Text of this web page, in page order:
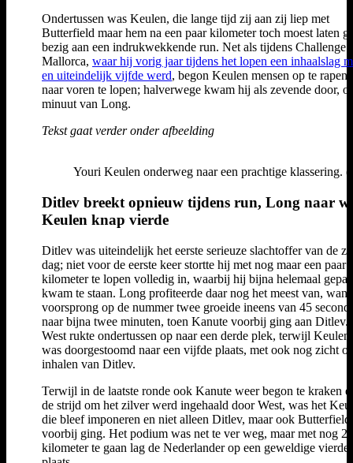
Ondertussen was Keulen, die lange tijd zij aan zij liep met
Butterfield maar hem na een paar kilometer toch moest laten
bezig aan een indrukwekkende run. Net als tijdens Challenge
Mallorca, waar hij vorig jaar tijdens het lopen een inhaalslag
en uiteindelijk vijfde werd, begon Keulen mensen op te rapen
naar voren te lopen; halverwege kwam hij als zevende door,
minuut van Long.
Tekst gaat verder onder afbeelding
Youri Keulen onderweg naar een prachtige klassering.
Ditlev breekt opnieuw tijdens run, Long naar
Keulen knap vierde
Ditlev was uiteindelijk het eerste serieuze slachtoffer van de
dag; niet voor de eerste keer stortte hij met nog maar een paar
kilometer te lopen volledig in, waarbij hij bijna helemaal
kwam te staan. Long profiteerde daar nog het meest van,
voorsprong op de nummer twee groeide ineens van 45
naar bijna twee minuten, toen Kanute voorbij ging aan Ditlev.
West rukte ondertussen op naar een derde plek, terwijl Keulen
was doorgestoomd naar een vijfde plaats, met ook nog zicht
inhalen van Ditlev.
Terwijl in de laatste ronde ook Kanute weer begon te kraken
de strijd om het zilver werd ingehaald door West, was het
die bleef imponeren en niet alleen Ditlev, maar ook Butterfield
voorbij ging. Het podium was net te ver weg, maar met nog
kilometer te gaan lag de Nederlander op een geweldige vierde